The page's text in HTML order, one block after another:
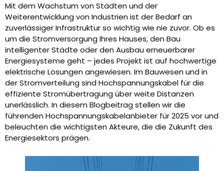
Mit dem Wachstum von Städten und der
Weiterentwicklung von Industrien ist der Bedarf an
zuverlässiger Infrastruktur so wichtig wie nie zuvor. Ob es
um die Stromversorgung Ihres Hauses, den Bau
intelligenter Städte oder den Ausbau erneuerbarer
Energiesysteme geht – jedes Projekt ist auf hochwertige
elektrische Lösungen angewiesen. Im Bauwesen und in
der Stromverteilung sind Hochspannungskabel für die
effiziente Stromübertragung über weite Distanzen
unerlässlich. In diesem Blogbeitrag stellen wir die
führenden Hochspannungskabelanbieter für 2025 vor und
beleuchten die wichtigsten Akteure, die die Zukunft des
Energiesektors prägen.